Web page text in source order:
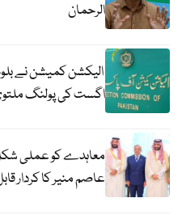
الرحمان
اگست کی پولنگ
معاہدے کو عملی
عاصم منیر کا کردار